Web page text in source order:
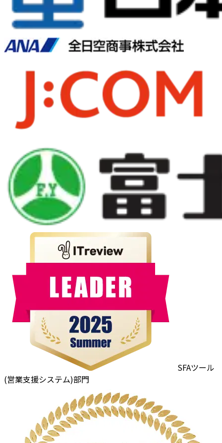
SFAツール
(営業支援システム)部門